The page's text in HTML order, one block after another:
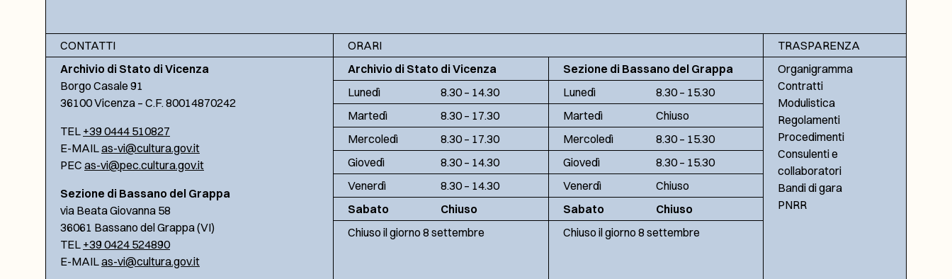
CONTATTI
Archivio di Stato di Vicenza
Borgo Casale 91
36100 Vicenza – C.F. 80014870242
TEL +39 0444 510827
E-MAILas-vi@cultura.gov.it
PEC as-vi@pec.cultura.gov.it
Sezione di Bassano del Grappa
via Beata Giovanna 58
36061 Bassano del Grappa (VI)
TEL +39 0424 524890
E-MAILas-vi@cultura.gov.it
ORARI
Archivio di Stato di Vicenza
Lunedì
8.30 – 14.30
Martedì
8.30 – 17.30
Mercoledì
8.30 – 17.30
Giovedì
8.30 – 14.30
Venerdì
8.30 – 14.30
Sabato
Chiuso
Chiuso il giorno 8 settembre
Sezione di Bassano del Grappa
Lunedì
8.30 – 15.30
Martedì
Chiuso
Mercoledì
8.30 – 15.30
Giovedì
8.30 – 15.30
Venerdì
Chiuso
Sabato
Chiuso
Chiuso il giorno 8 settembre
TRASPARENZA
Organigramma
Contratti
Modulistica
Regolamenti
Procedimenti
Consulenti e
collaboratori
Bandi di gara
PNRR